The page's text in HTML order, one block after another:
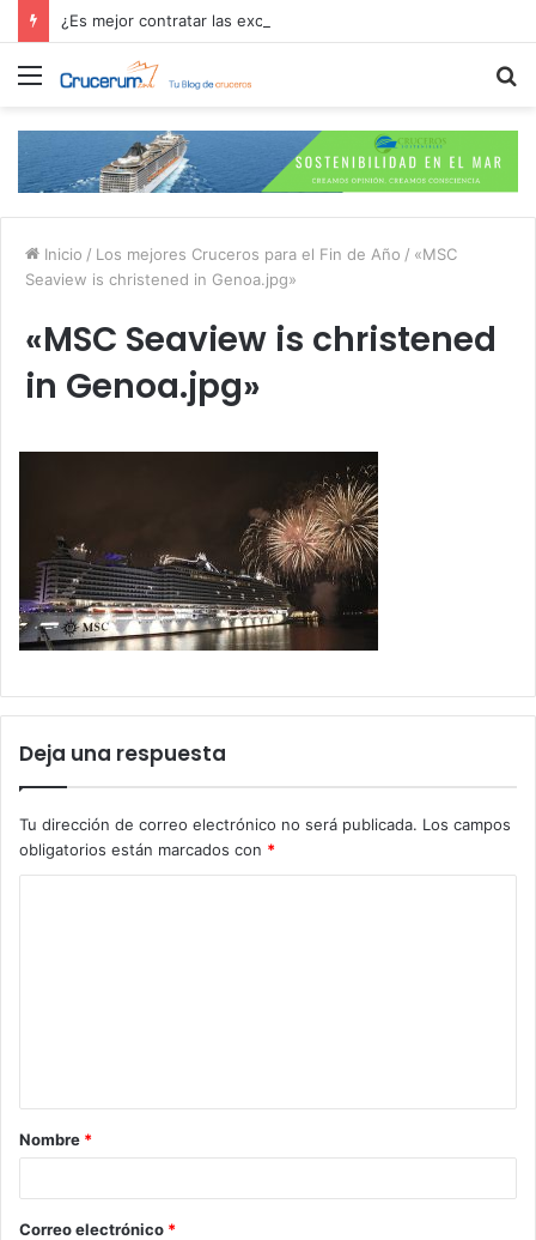
Menú
Inicio / Los mejores Cruceros para el Fin de Año / «MSC
Seaview is christened in Genoa.jpg»
«MSC Seaview is christened
in Genoa.jpg»
Deja una respuesta
Tu dirección de correo electrónico no será publicada. Los campos
obligatorios están marcados con *
a
r
Nombre *
Correo electrónico *